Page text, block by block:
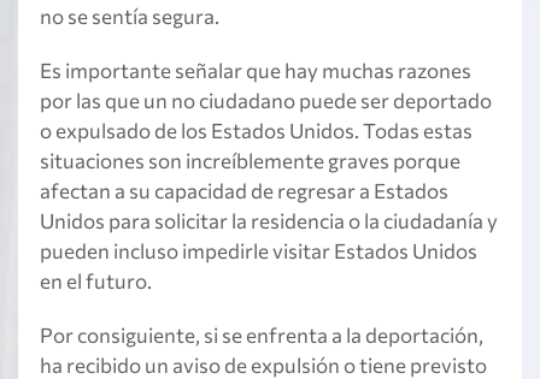
no se sentía segura.
Es importante señalar que hay muchas razones
por las que un no ciudadano puede ser deportado
o expulsado de los Estados Unidos. Todas estas
situaciones son increíblemente graves porque
afectan a su capacidad de regresar a Estados
Unidos para solicitar la residencia o la ciudadanía y
pueden incluso impedirle visitar Estados Unidos
en el futuro.
Por consiguiente, si se enfrenta a la deportación,
ha recibido un aviso de expulsión o tiene previsto